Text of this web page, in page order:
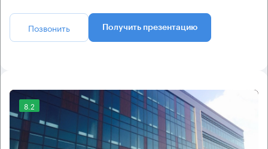
Позвонить Получить презентацию
8.2